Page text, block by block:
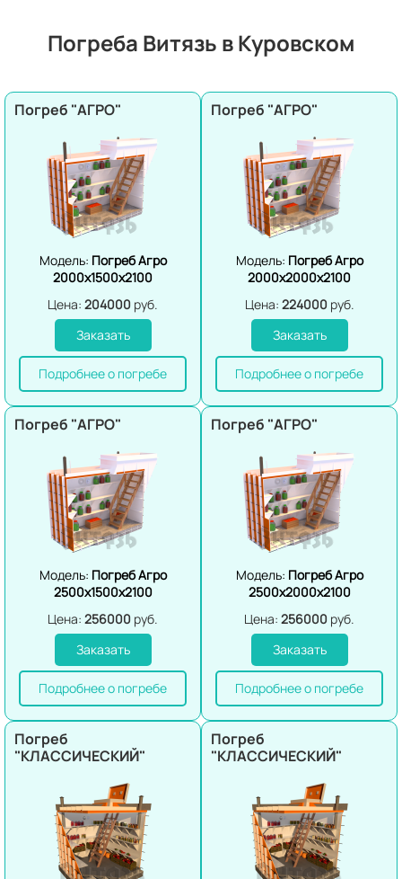
Погреба Витязь в Куровском
Погреб "АГРО"
Модель: Погреб Агро
2000х1500х2100
Цена: 204000 руб.
Заказать
Подробнее о погребе
Погреб "АГРО"
Модель: Погреб Агро
2000х2000х2100
Цена: 224000 руб.
Заказать
Подробнее о погребе
Погреб "АГРО"
Модель: Погреб Агро
2500х1500х2100
Цена: 256000 руб.
Заказать
Подробнее о погребе
Погреб "АГРО"
Модель: Погреб Агро
2500х2000х2100
Цена: 256000 руб.
Заказать
Подробнее о погребе
Погреб
"КЛАССИЧЕСКИЙ"
Погреб
"КЛАССИЧЕСКИЙ"